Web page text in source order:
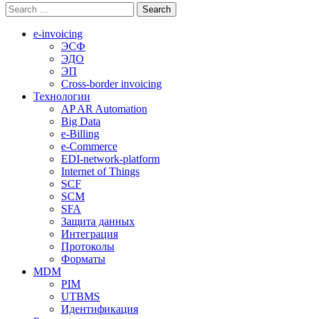
e-invoicing
ЭСФ
ЭДО
ЭП
Cross-border invoicing
Технологии
AP AR Automation
Big Data
e-Billing
e-Commerce
EDI-network-platform
Internet of Things
SCF
SCM
SFA
Защита данных
Интеграция
Протоколы
Форматы
MDM
PIM
UTBMS
Идентификация